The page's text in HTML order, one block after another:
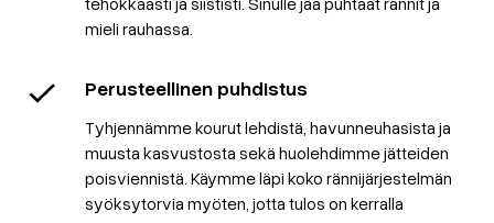
mieli rauhassa.
Perusteellinen puhdistus
Tyhjennämme kourut lehdistä, havunneuhasista ja
muusta kasvustosta sekä huolehdimme jätteiden
poisviennistä. Käymme läpi koko rännijärjestelmän
syöksytorvia myöten, jotta tulos on kerralla